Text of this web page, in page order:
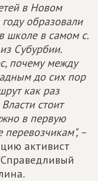
в Новом
образовали
школе в самом с.
Субурбии.
почему между
до сих пор
как раз
стоит
в первую
перевозчикам",–
активист